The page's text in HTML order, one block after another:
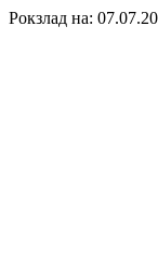
Рокзлад на: